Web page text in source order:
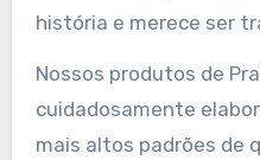
história e merece ser
Nossos produtos de
cuidadosamente
mais altos padrões de